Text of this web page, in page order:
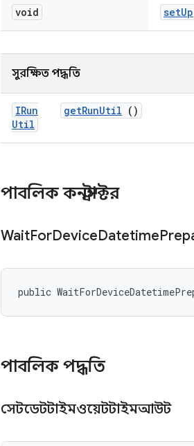
void setUp
সুরক্ষিত পদ্ধতি
IRun
Util
getRunUtil ()
পাবলিক কনস্ট্রাক্টর
WaitForDeviceDatetime
public
পাবলিক পদ্ধতি
সেটডেটটাইমওয়েটটাইমআউট